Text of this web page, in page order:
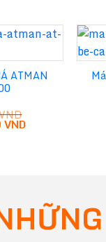
ATMAN
VND